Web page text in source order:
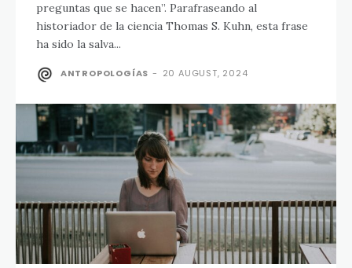
preguntas que se hacen”. Parafraseando al
historiador de la ciencia Thomas S. Kuhn, esta frase
ha sido la salva...
ANTROPOLOGÍAS - 20 AUGUST, 2024